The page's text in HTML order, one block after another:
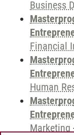
Business
Financial
Human
Marketing